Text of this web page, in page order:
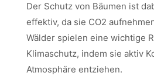
Der Schutz von Bäumen ist
effektiv, da sie CO2
Wälder spielen eine wichtige
Klimaschutz, indem sie aktiv
Atmosphäre entziehen.